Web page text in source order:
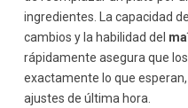
ingredientes. La capacidad
cambios y la habilidad del
rápidamente asegura que
exactamente lo que
ajustes de última hora.